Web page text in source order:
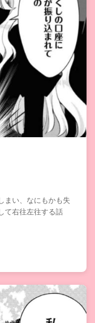
まい、なにもかも失
て右往左往する話